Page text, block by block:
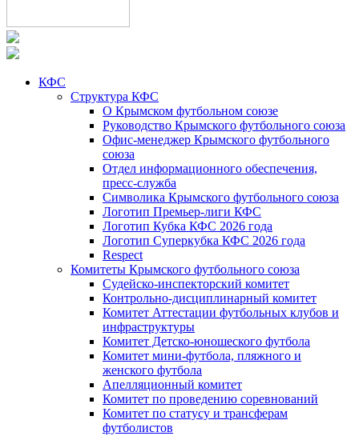
КФС
Структура КФС
О Крымском футбольном союзе
Руководство Крымского футбольного союза
Офис-менеджер Крымского футбольного
союза
Отдел информационного обеспечения,
пресс-служба
Символика Крымского футбольного союза
Логотип Премьер-лиги КФС
Логотип Кубка КФС 2026 года
Логотип Суперкубка КФС 2026 года
Respect
Комитеты Крымского футбольного союза
Судейско-инспекторский комитет
Контрольно-дисциплинарный комитет
Комитет Аттестации футбольных клубов и
инфраструктуры
Комитет Детско-юношеского футбола
Комитет мини-футбола, пляжного и
женского футбола
Апелляционный комитет
Комитет по проведению соревнований
Комитет по статусу и трансферам
футболистов